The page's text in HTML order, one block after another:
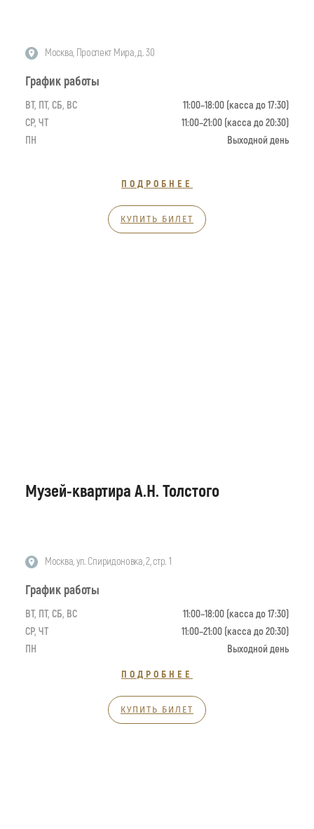
Москва, Проспект Мира, д. 30
График работы
ВТ, ПТ, СБ, ВС
11:00–18:00 (касса до 17:30)
СР, ЧТ
11:00–21:00 (касса до 20:30)
ПН
Выходной день
ПОДРОБНЕЕ
КУПИТЬ БИЛЕТ
Музей-квартира А.Н. Толстого
Москва, ул. Спиридоновка, 2, стр. 1
График работы
ВТ, ПТ, СБ, ВС
11:00–18:00 (касса до 17:30)
СР, ЧТ
11:00–21:00 (касса до 20:30)
ПН
Выходной день
ПОДРОБНЕЕ
КУПИТЬ БИЛЕТ